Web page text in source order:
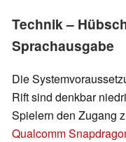
Technik –
Sprachausgabe
Die
Rift sind denkbar
Spielern den Zugang
Qualcomm